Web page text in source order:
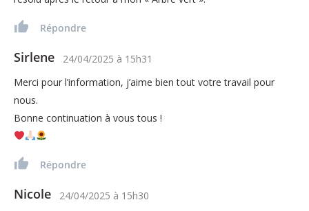
Répondre
Sirlene 24/04/2025 à 15h31
Merci pour l’information, j’aime bien tout votre travail pour
nous.
Bonne continuation à vous tous !
Répondre
Nicole 24/04/2025 à 15h30